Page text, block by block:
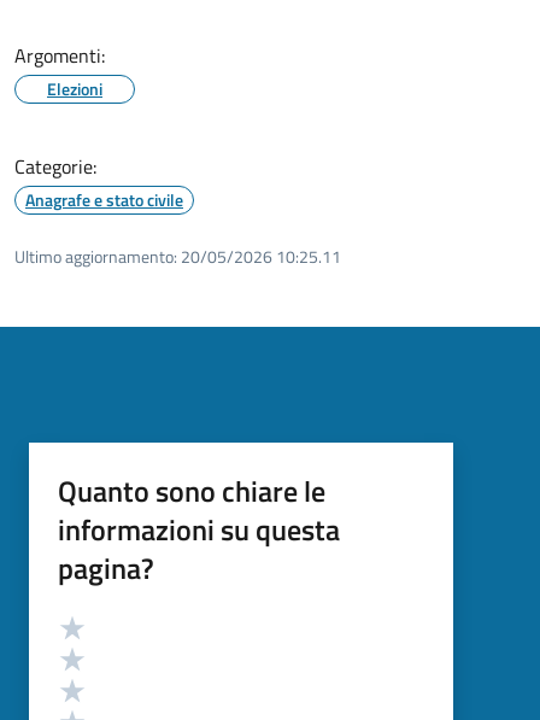
Argomenti:
Elezioni
Categorie:
Anagrafe e stato civile
Ultimo aggiornamento: 20/05/2026 10:25.11
Quanto sono chiare le
informazioni su questa
pagina?
Valutazione